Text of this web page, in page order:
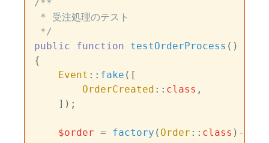
/**
* 受注処理のテスト
*/
public
function testOrderProcess (
{
Event :: fake ([
OrderCreated :: class ,
    ]);
$order = factory ( Order :: class )->